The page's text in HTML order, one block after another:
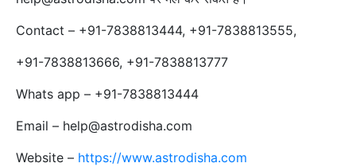
Contact – +91-7838813444, +91-7838813555,
+91-7838813666, +91-7838813777
Whats app – +91-7838813444
Email – help@astrodisha.com
Website – https://www.astrodisha.com